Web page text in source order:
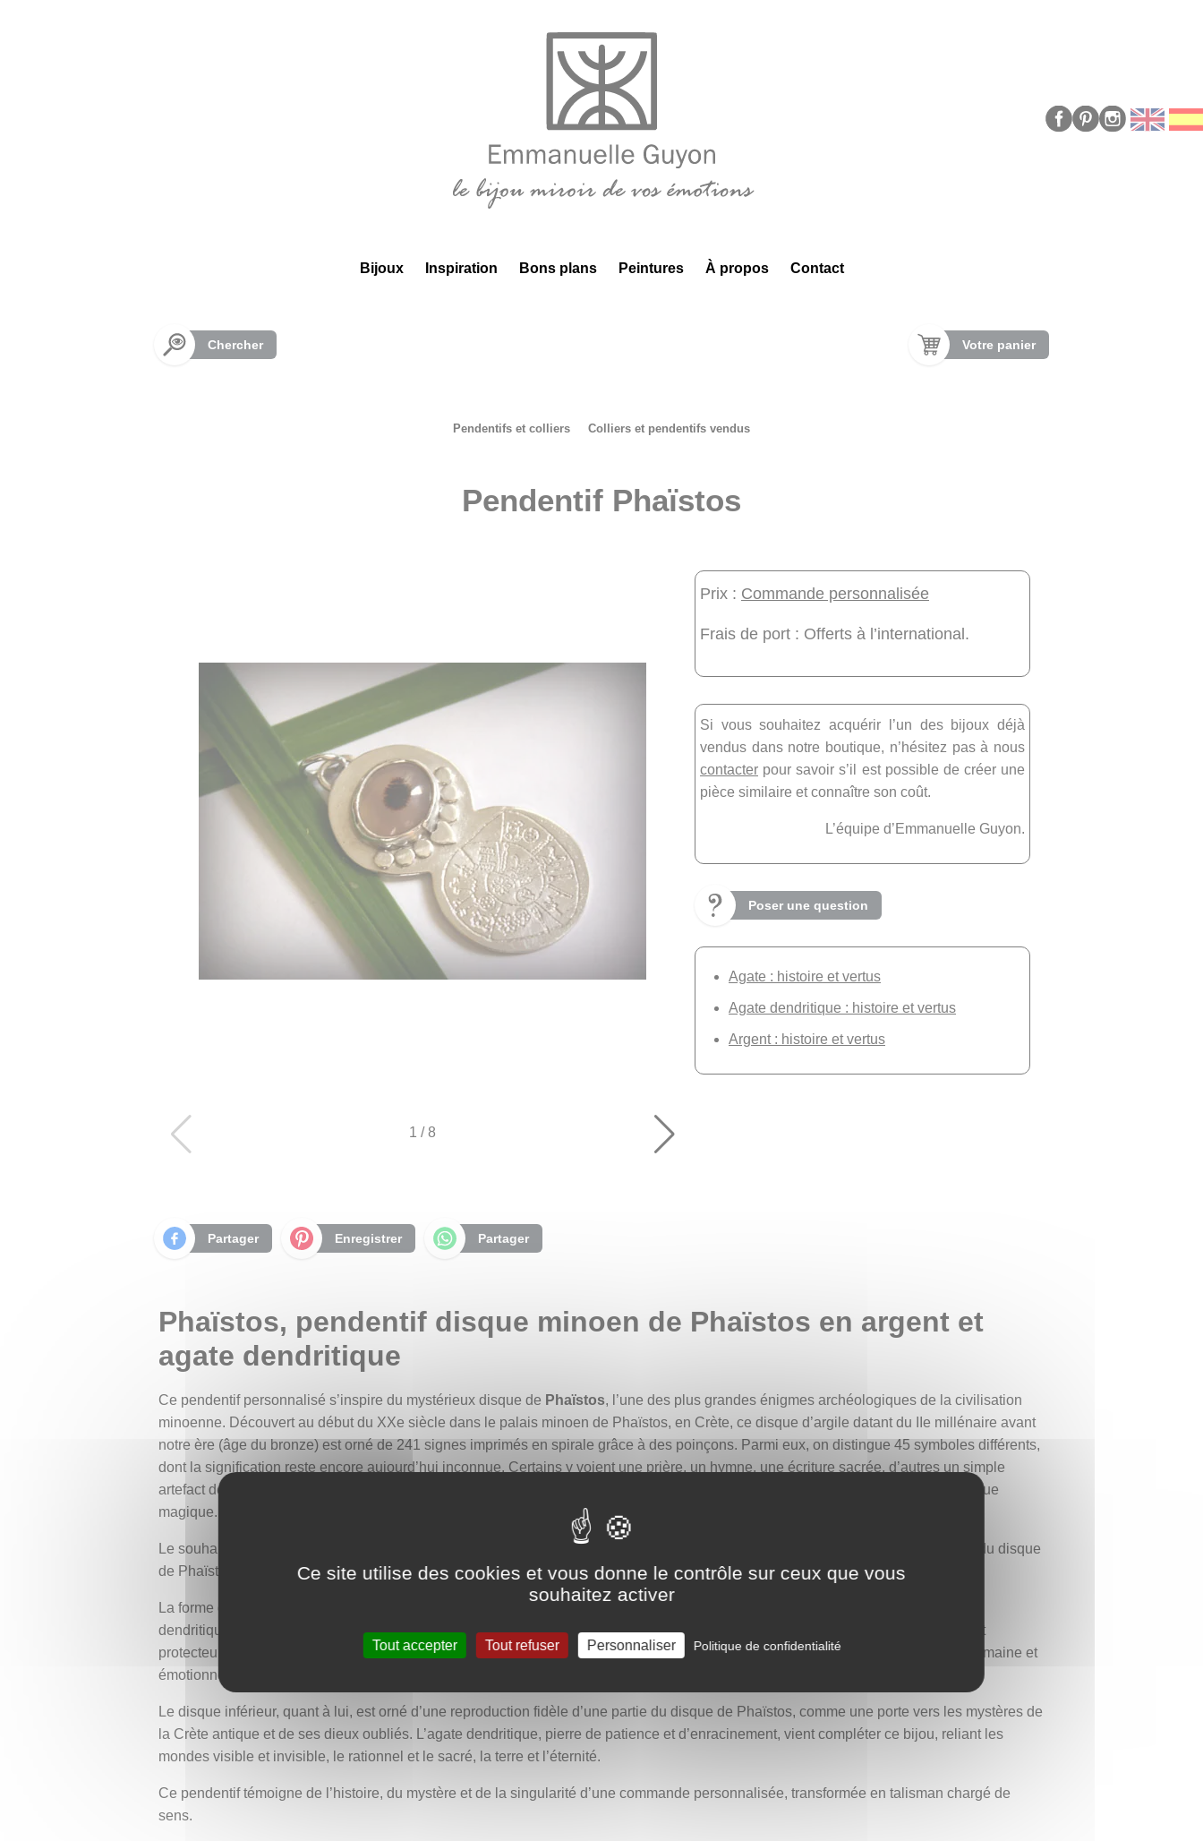
Bijoux Inspiration Bons plans Peintures À propos Contact
Chercher Votre panier
Pendentifs et colliers Colliers et pendentifs vendus
Pendentif Phaïstos
1 /8
Prix : Commande personnalisée
Frais de port : Offerts à l’international.
Si vous souhaitez acquérir l’un des bijoux déjà
vendus dans notre boutique, n’hésitez pas à nous
contacter pour savoir s’il est possible de créer une
pièce similaire et connaître son coût.
L’équipe d’Emmanuelle Guyon.
Poser une question
Agate : histoire et vertus
Agate dendritique : histoire et vertus
Argent : histoire et vertus
Partager Enregistrer Partager
Phaïstos, pendentif disque minoen de Phaïstos en argent et
agate dendritique
Ce pendentif personnalisé s’inspire du mystérieux disque de Phaïstos, l’une des plus grandes énigmes archéologiques de la civilisation
minoenne. Découvert au début du XXe siècle dans le palais minoen de Phaïstos, en Crète, ce disque d’argile datant du IIe millénaire avant
notre ère (âge du bronze) est orné de 241 signes imprimés en spirale grâce à des poinçons. Parmi eux, on distingue 45 symboles différents,
dont la signification reste encore aujourd’hui inconnue. Certains y voient une prière, un hymne, une écriture sacrée, d’autres un simple
artefact décoratif. Le disque fascine car il échappe toujours à toute traduction définitive, demeurant une énigme intemporelle, presque
magique.
Le souhait de notre client était de réunir plusieurs symboles sur un même bijou : la forme de l’infini, un œil protecteur et une partie du disque
de Phaïstos. Ce pendentif est ainsi une création sur mesure, pensée comme un talisman personnel et singulier.
La forme générale reprend le signe de l’infini, symbole d’éternité et de cycle sans fin. Sur le disque supérieur, un cabochon d’agate
dendritique translucide a été serti. Sa clarté laiteuse, marquée d’une inclusion noire en son centre, évoque l’œil, gardien spirituel et
protecteur. La partie sous le serti est décoré d’une série de petits disques gravés et d’un cœur au centre, rappelant la dimension humaine et
émotionnelle qui relie l’infini à l’amour universel.
Le disque inférieur, quant à lui, est orné d’une reproduction fidèle d’une partie du disque de Phaïstos, comme une porte vers les mystères de
la Crète antique et de ses dieux oubliés. L’agate dendritique, pierre de patience et d’enracinement, vient compléter ce bijou, reliant les
mondes visible et invisible, le rationnel et le sacré, la terre et l’éternité.
Ce pendentif témoigne de l’histoire, du mystère et de la singularité d’une commande personnalisée, transformée en talisman chargé de
sens.
Ce site utilise des cookies et vous donne le contrôle sur ceux que vous
souhaitez activer
Tout accepter Tout refuser Personnaliser Politique de confidentialité